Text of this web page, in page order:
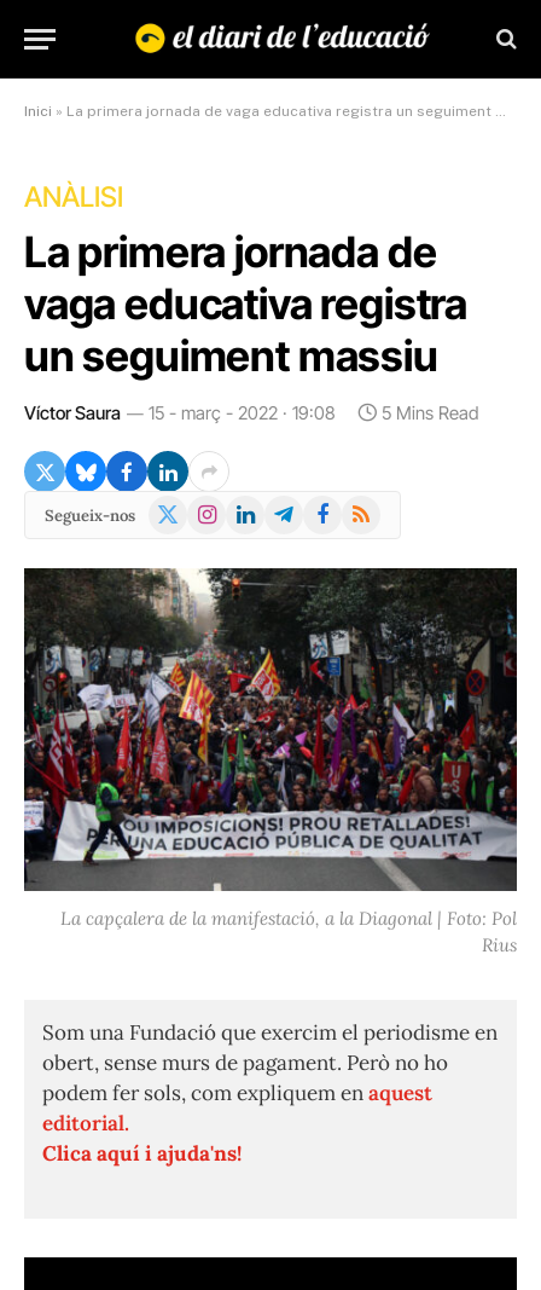
Inici » La primera jornada de vaga educativa registra un seguiment massiu
ANÀLISI
La primera jornada de
vaga educativa registra
un seguiment massiu
Víctor Saura 15 - març - 2022 · 19:08 5 Mins Read
Segueix-nos
X
Instagram
LinkedInTelegramFacebook
RSS
La capçalera de la manifestació, a la Diagonal | Foto: Pol
Rius
Som una Fundació que exercim el periodisme en
obert, sense murs de pagament. Però no ho
podem fer sols, com expliquem enaquest
editorial.
Clica aquí i ajuda'ns!